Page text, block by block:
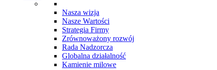
Nasza wizja
Nasze Wartości
Strategia Firmy
Zrównoważony rozwój
Rada Nadzorcza
Globalna działalność
Kamienie milowe